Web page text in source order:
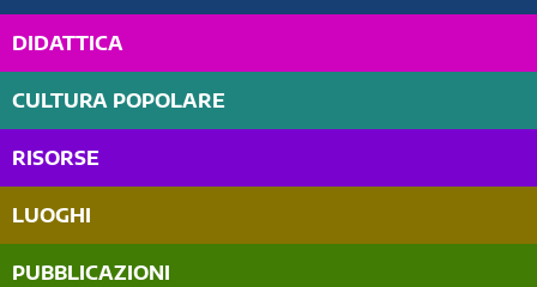
DIDATTICA
CULTURA POPOLARE
RISORSE
LUOGHI
PUBBLICAZIONI